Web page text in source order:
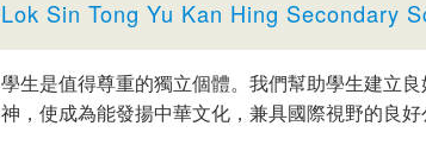
Lok Sin Tong Yu Kan Hing Secondary
學生是值得尊重的獨立個體。我們幫助學生建立
神，使成為能發揚中華文化，兼具國際視野的良好